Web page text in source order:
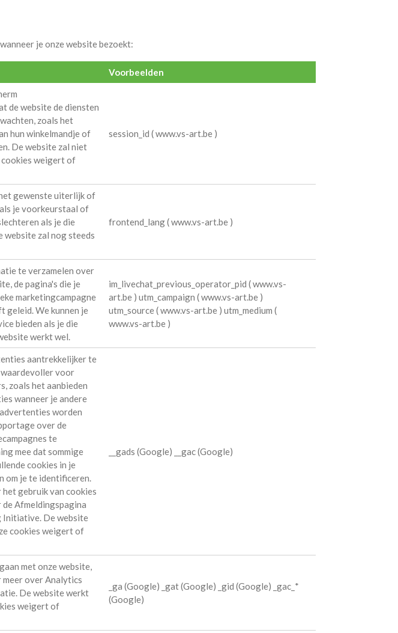
je onze website bezoekt:
Voorbeelden
de website de diensten
zoals het
hun winkelmandje of
De website zal niet
cookies weigert of
session_id ( www.vs-art.be )
gewenste uiterlijk of
je voorkeurstaal of
als je die
website zal nog steeds
frontend_lang ( www.vs-art.be )
te verzamelen over
de pagina's die je
marketingcampagne
geleid. We kunnen je
bieden als je die
werkt wel.
im_livechat_previous_operator_pid ( www.vs-
art.be ) utm_campaign ( www.vs-art.be )
utm_source ( www.vs-art.be ) utm_medium (
www.vs-art.be )
aantrekkelijker te
voor
zoals het aanbieden
wanneer je andere
worden
over de
te
mee dat sommige
cookies in je
om je te identificeren.
het gebruik van cookies
Afmeldingspagina
De website
cookies weigert of
__gads (Google) __gac (Google)
met onze website,
over Analytics
De website werkt
weigert of
_ga (Google) _gat (Google) _gid (Google) _gac_*
(Google)